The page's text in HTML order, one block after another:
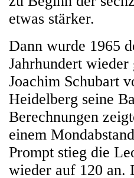
etwas stärker.
Dann wurde 1965
Jahrhundert
Joachim Schubart
Heidelberg seine
Berechnungen
einem
Prompt stieg die
wieder auf 120 an.